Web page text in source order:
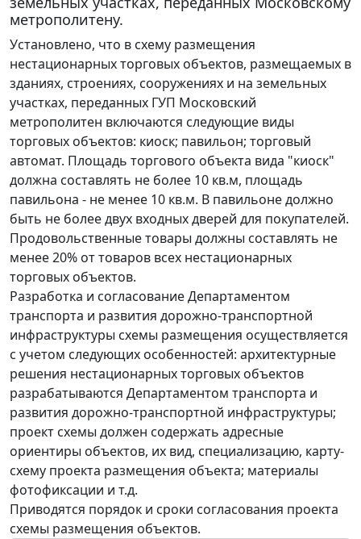
метрополитену.
Установлено, что в схему размещения
нестационарных торговых объектов, размещаемых в
зданиях, строениях, сооружениях и на земельных
участках, переданных ГУП Московский
метрополитен включаются следующие виды
торговых объектов: киоск; павильон; торговый
автомат. Площадь торгового объекта вида "киоск"
должна составлять не более 10 кв.м, площадь
павильона - не менее 10 кв.м. В павильоне должно
быть не более двух входных дверей для покупателей.
Продовольственные товары должны составлять не
менее 20% от товаров всех нестационарных
торговых объектов.
Разработка и согласование Департаментом
транспорта и развития дорожно-транспортной
инфраструктуры схемы размещения осуществляется
с учетом следующих особенностей: архитектурные
решения нестационарных торговых объектов
разрабатываются Департаментом транспорта и
развития дорожно-транспортной инфраструктуры;
проект схемы должен содержать адресные
ориентиры объектов, их вид, специализацию, карту-
схему проекта размещения объекта; материалы
фотофиксации и т.д.
Приводятся порядок и сроки согласования проекта
схемы размещения объектов.